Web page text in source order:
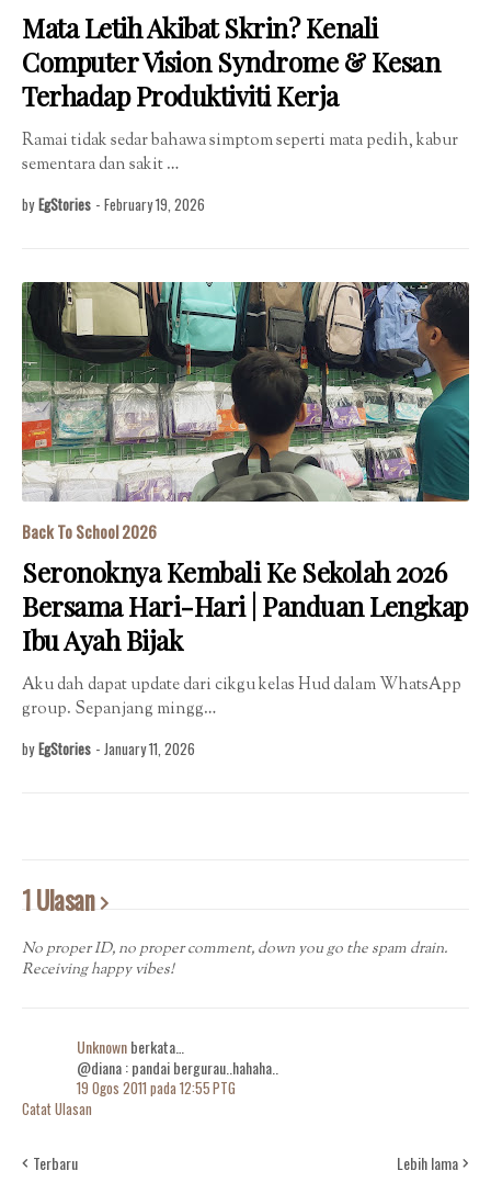
Mata Letih Akibat Skrin? Kenali
Computer Vision Syndrome & Kesan
Terhadap Produktiviti Kerja
Ramai tidak sedar bahawa simptom seperti mata pedih, kabur
sementara dan sakit …
by EgStories - February 19, 2026
Back To School 2026
Seronoknya Kembali Ke Sekolah 2026
Bersama Hari-Hari | Panduan Lengkap
Ibu Ayah Bijak
Aku dah dapat update dari cikgu kelas Hud dalam WhatsApp
group. Sepanjang mingg…
by EgStories - January 11, 2026
1 Ulasan
No proper ID, no proper comment, down you go the spam drain.
Receiving happy vibes!
Unknownberkata…
@diana : pandai bergurau..hahaha..
19 Ogos 2011 pada 12:55 PTG
Catat Ulasan
Terbaru Lebih lama